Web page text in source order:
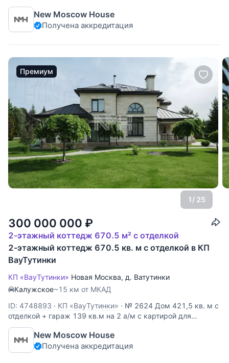
премиум-класса «ВауТутинки». Поселок расположен в 12
км от МКАД по Калужскому шоссе, район Троицк, Москва.
Ключевые особенности: Новый дом, ремонт 2024 года,
New Moscow House
Получена аккредитация
Премиум
1/ 25
300 000 000 ₽
2-этажный коттедж 670.5 м² с отделкой
2-этажный коттедж 670.5 кв. м с отделкой в КП
ВауТутинки
КП «ВауТутинки» Новая Москва, д. Ватутинки
Калужское~15 км от МКАД
ID: 4748893 · КП «ВауТутинки» · № 2624 Дом 421,5 кв. м с
отделкой + гараж 139 кв.м на 2 а/м с картирой для
персонала и крытой парковкой + русская баня 110 кв.м с
терассой для барбекю на участке 24,5 соток в клубном
поселке премиум-класса «ВауТутинки». Поселок
New Moscow House
Получена аккредитация